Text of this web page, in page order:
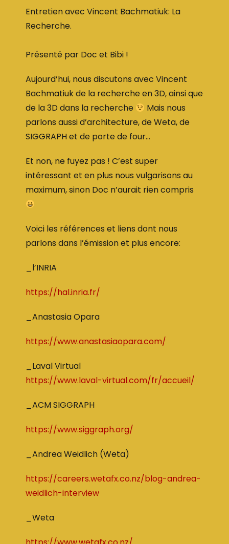
Entretien avec Vincent Bachmatiuk: La
Recherche.
Présenté par Doc et Bibi !
Aujourd’hui, nous discutons avec Vincent
Bachmatiuk de la recherche en 3D, ainsi que
de la 3D dans la recherche
Mais nous
parlons aussi d’architecture, de Weta, de
SIGGRAPH et de porte de four…
Et non, ne fuyez pas ! C’est super
intéressant et en plus nous vulgarisons au
maximum, sinon Doc n’aurait rien compris
Voici les références et liens dont nous
parlons dans l’émission et plus encore:
_l’INRIA
https://hal.inria.fr/
_Anastasia Opara
https://www.anastasiaopara.com/
_Laval Virtual
https://www.laval-virtual.com/fr/accueil/
_ACM SIGGRAPH
https://www.siggraph.org/
_Andrea Weidlich (Weta)
https://careers.wetafx.co.nz/blog-andrea-
weidlich-interview
_Weta